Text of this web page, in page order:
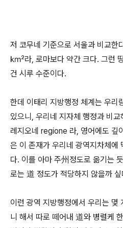
저 코무네 기준으로 서울과 비교
㎢라, 로마보다 약간 크다. 그런
건 시루 수준이다.
한데 이태리 지방행정 체계는 우리
있으니, 우리네 지자체 행정과 비교
레지오네 regione 라, 영어에도 깊
은 이 존재가 우리네 광역지차체에
다. 이를 아마 주州정도로 옮기는
로는 道 정도가 적당하지 않을까 싶
이런 광역 지방행정에서 우리는 몇
니 해서 따로 떼어내 道와 병렬케